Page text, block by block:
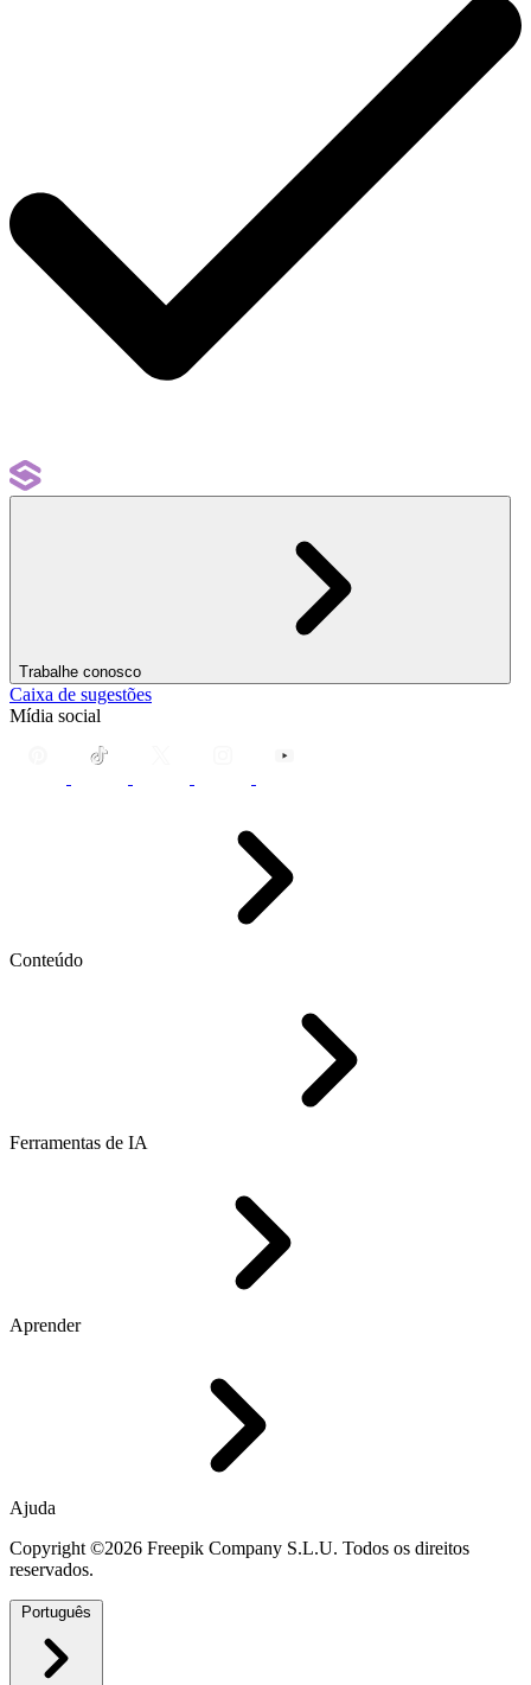
Trabalhe conosco
Caixa de sugestões
Mídia social
Conteúdo
Ferramentas de IA
Aprender
Ajuda
Copyright ©2026 Freepik Company S.L.U. Todos os direitos
reservados.
Português